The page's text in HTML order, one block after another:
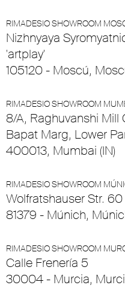
RIMADESIO SHOWROOM
Nizhnyaya
'artplay'
105120 - Moscú,
RIMADESIO SHOWROOM
8/A, Raghuvanshi
Bapat Marg, Lower
400013, Mumbai (IN)
RIMADESIO SHOWROOM
Wolfratshauser Str. 60
81379 - Múnich,
RIMADESIO SHOWROOM
Calle Frenería 5
30004 - Murcia,